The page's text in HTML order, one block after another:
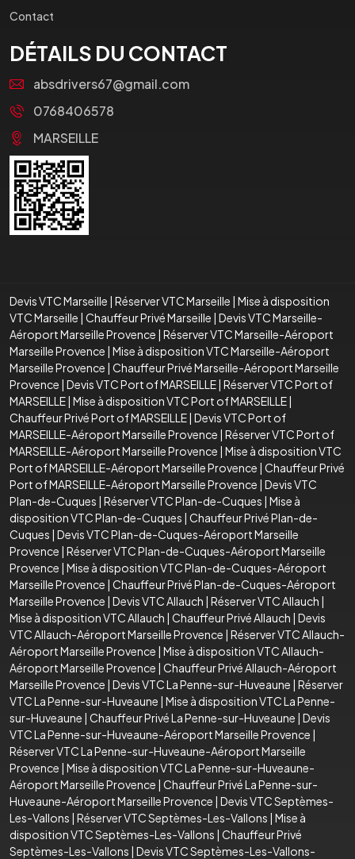
Contact
DÉTAILS DU CONTACT
absdrivers67@gmail.com
0768406578
MARSEILLE
Devis VTC Marseille | Réserver VTC Marseille | Mise à disposition
VTC Marseille | Chauffeur Privé Marseille | Devis VTC Marseille-
Aéroport Marseille Provence | Réserver VTC Marseille-Aéroport
Marseille Provence | Mise à disposition VTC Marseille-Aéroport
Marseille Provence | Chauffeur Privé Marseille-Aéroport Marseille
Provence | Devis VTC Port of MARSEILLE| Réserver VTC Port of
MARSEILLE| Mise à disposition VTC Port of MARSEILLE|
Chauffeur Privé Port of MARSEILLE| Devis VTC Port of
MARSEILLE-Aéroport Marseille Provence | Réserver VTC Port of
MARSEILLE-Aéroport Marseille Provence | Mise à disposition VTC
Port of MARSEILLE-Aéroport Marseille Provence | Chauffeur Privé
Port of MARSEILLE-Aéroport Marseille Provence | Devis VTC
Plan-de-Cuques | Réserver VTC Plan-de-Cuques | Mise à
disposition VTC Plan-de-Cuques | Chauffeur Privé Plan-de-
Cuques | Devis VTC Plan-de-Cuques-Aéroport Marseille
Provence | Réserver VTC Plan-de-Cuques-Aéroport Marseille
Provence | Mise à disposition VTC Plan-de-Cuques-Aéroport
Marseille Provence | Chauffeur Privé Plan-de-Cuques-Aéroport
Marseille Provence | Devis VTC Allauch | Réserver VTC Allauch |
Mise à disposition VTC Allauch | Chauffeur Privé Allauch | Devis
VTC Allauch-Aéroport Marseille Provence | Réserver VTC Allauch-
Aéroport Marseille Provence | Mise à disposition VTC Allauch-
Aéroport Marseille Provence | Chauffeur Privé Allauch-Aéroport
Marseille Provence | Devis VTC La Penne-sur-Huveaune | Réserver
VTC La Penne-sur-Huveaune | Mise à disposition VTC La Penne-
sur-Huveaune | Chauffeur Privé La Penne-sur-Huveaune | Devis
VTC La Penne-sur-Huveaune-Aéroport Marseille Provence |
Réserver VTC La Penne-sur-Huveaune-Aéroport Marseille
Provence | Mise à disposition VTC La Penne-sur-Huveaune-
Aéroport Marseille Provence | Chauffeur Privé La Penne-sur-
Huveaune-Aéroport Marseille Provence | Devis VTC Septèmes-
Les-Vallons | Réserver VTC Septèmes-Les-Vallons | Mise à
disposition VTC Septèmes-Les-Vallons | Chauffeur Privé
Septèmes-Les-Vallons | Devis VTC Septèmes-Les-Vallons-